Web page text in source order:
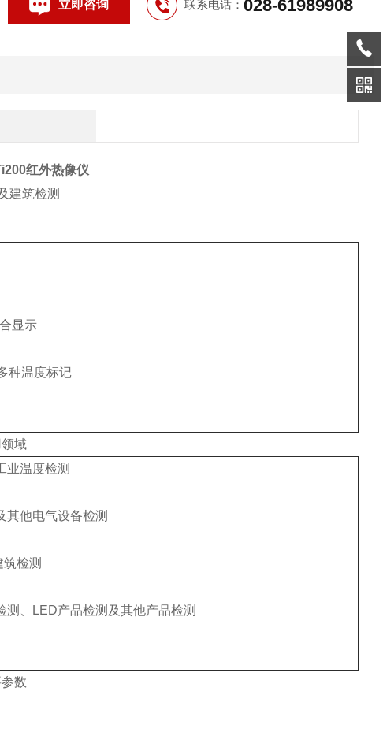
立即咨询 联系电话： 028-61989908
红外热像仪
建筑检测
显示
种温度标记
域
业温度检测
其他电气设备检测
检测
测、LED产品检测及其他产品检测
数